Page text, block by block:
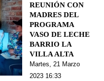
REUNIÓN CON
MADRES DEL
PROGRAMA
VASO DE LECHE
BARRIO LA
VILLA ALTA
Martes, 21 Marzo
2023 16:33